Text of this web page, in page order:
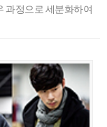
과정으로 세분화하여